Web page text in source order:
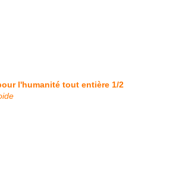
l'humanité tout entière 1/2